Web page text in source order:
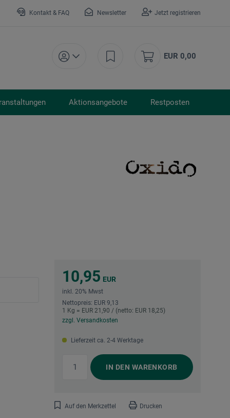
Kontakt & FAQ Newsletter Jetzt registrieren
EUR 0,00
Aktionsangebote Restposten
10,95 EUR
inkl. 20% Mwst
Nettopreis: EUR 9,13
1 Kg = EUR 21,90 / (netto: EUR 18,25)
zzgl. Versandkosten
Lieferzeit ca. 2-4 Werktage
IN DEN WARENKORB
Auf den Merkzettel Drucken